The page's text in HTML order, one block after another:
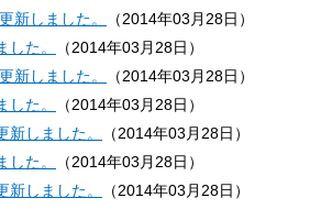
新しました。
（2014年03月28日 ）
た。
（2014年03月28日 ）
新しました。
（2014年03月28日 ）
た。
（2014年03月28日 ）
しました。
（2014年03月28日 ）
た。
（2014年03月28日 ）
しました。
（2014年03月28日 ）